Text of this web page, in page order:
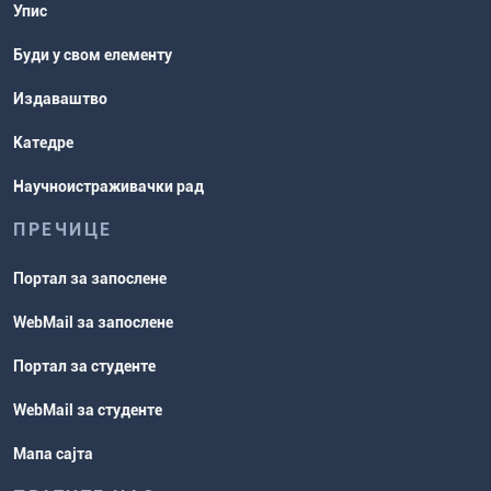
Упис
Буди у свом елементу
Издаваштво
Катедре
Научноистраживачки рад
ПРЕЧИЦЕ
Портал за запослене
WebMail за запослене
Портал за студенте
WebMail за студенте
Мапа сајта